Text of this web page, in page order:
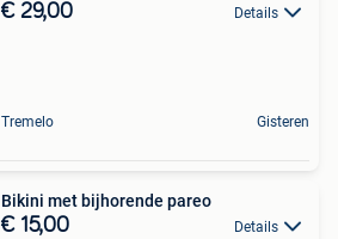
€ 29,00 Details
Tremelo Gisteren
Bikini met bijhorende pareo
€ 15,00 Details